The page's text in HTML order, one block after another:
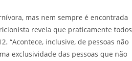
mas nem sempre é encontrada
revela que praticamente todos
“Acontece, inclusive, de pessoas não
exclusividade das pessoas que não